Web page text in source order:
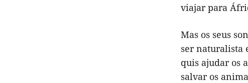
viajar para
Mas os seus
ser naturalista
quis ajudar os
salvar os